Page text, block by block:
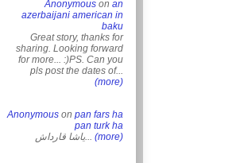
Anonymous on an
azerbaijani american in
baku
Great story, thanks for
sharing. Looking forward
for more... :)PS. Can you
pls post the dates of...
(more)
Anonymous on pan fars ha
pan turk ha
یاشا قارداش... (more)